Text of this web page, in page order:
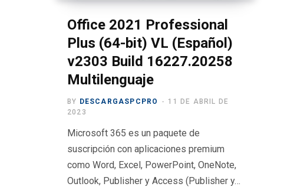
r
)
m
Office 2021 Professional
Plus (64-bit) VL (Español)
v2303 Build 16227.20258
Multilenguaje
BY DESCARGASPCPRO
11 DE ABRIL DE
2023
Microsoft 365 es un paquete de
suscripción con aplicaciones premium
como Word, Excel, PowerPoint, OneNote,
Outlook, Publisher y Access (Publisher y…